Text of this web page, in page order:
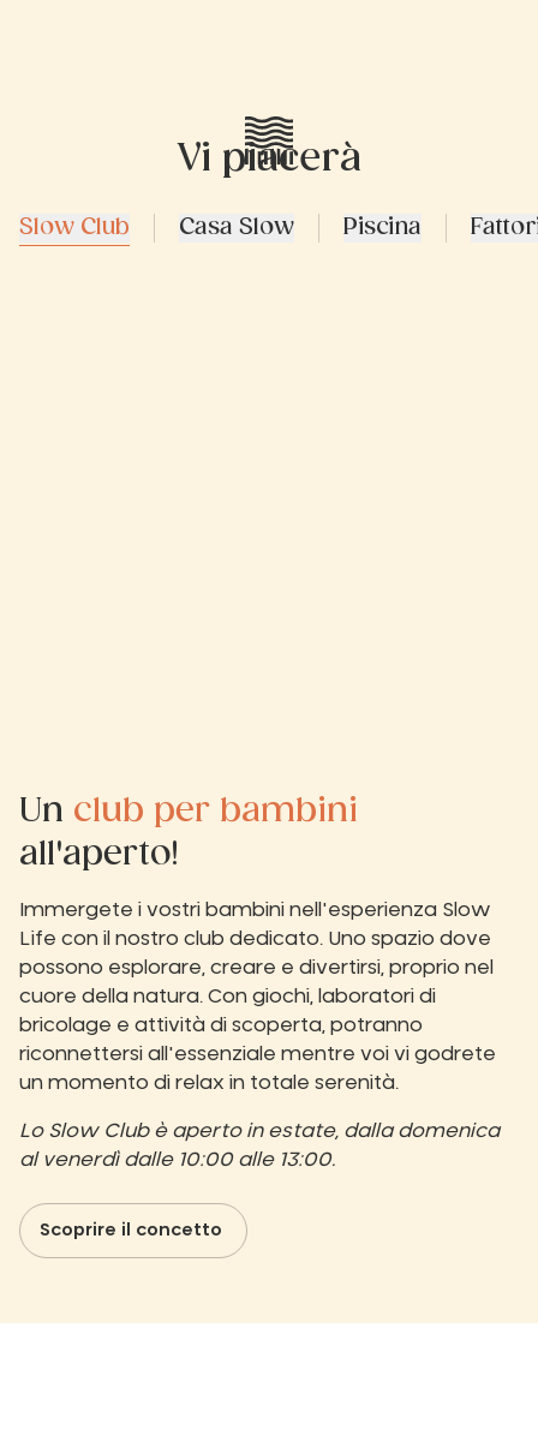
Vi piacerà
Slow Club Casa Slow Piscina
Un club per bambini
all'aperto!
Immergete i vostri bambini nell'esperienza Slow
Life con il nostro club dedicato. Uno spazio dove
possono esplorare, creare e divertirsi, proprio nel
cuore della natura. Con giochi, laboratori di
bricolage e attività di scoperta, potranno
riconnettersi all'essenziale mentre voi vi godrete
un momento di relax in totale serenità.
Lo Slow Club è aperto in estate, dalla domenica
al venerdì dalle 10:00 alle 13:00.
Scoprire il concetto